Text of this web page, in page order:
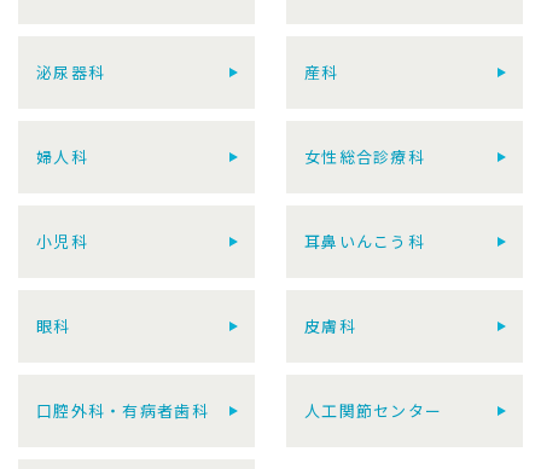
泌尿器科 産科
婦人科 女性総合診療科
小児科 耳鼻いんこう科
眼科 皮膚科
口腔外科・有病者歯科 人工関節センター